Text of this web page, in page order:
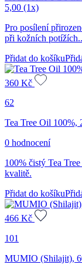
5,00 (1x)
Pro posílení
při kožních
Přidat do košíku
360 Kč
62
Tea Tree Oil 100%,
0 hodnocení
100% čistý Tea
kvalitě.
Přidat do košíku
466 Kč
101
MUMIO (Shilajit),